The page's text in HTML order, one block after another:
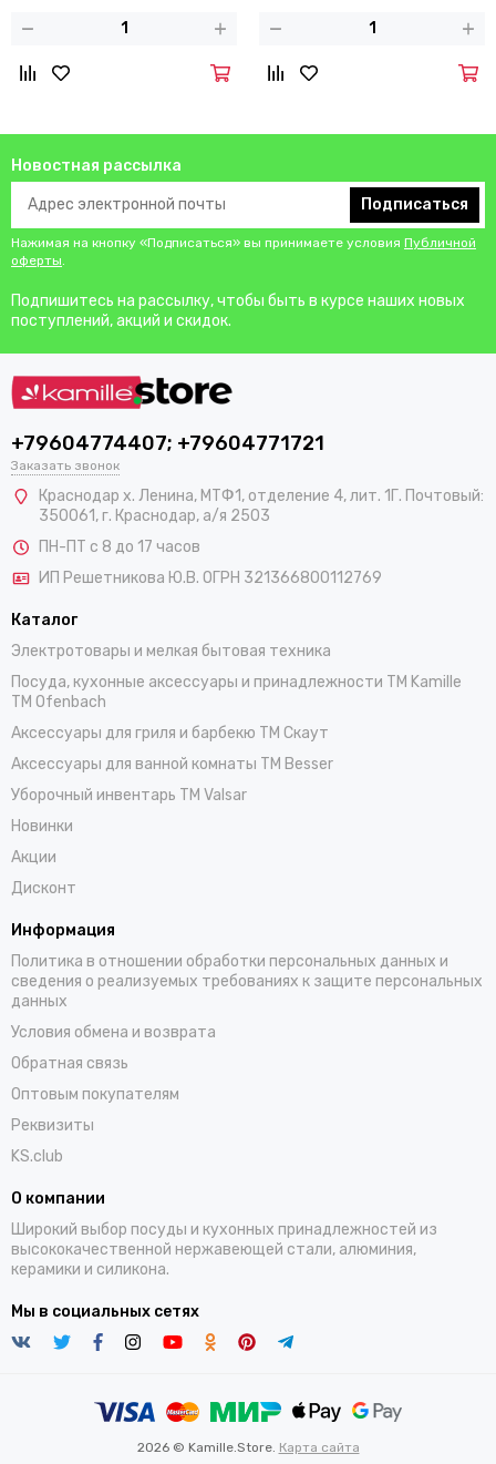
Новостная рассылка
Подписаться
Нажимая на кнопку «Подписаться» вы принимаете условия Публичной
оферты.
Подпишитесь на рассылку, чтобы быть в курсе наших новых
поступлений, акций и скидок.
+79604774407; +79604771721
Заказать звонок
Краснодар х. Ленина, МТФ1, отделение 4, лит. 1Г. Почтовый:
350061, г. Краснодар, а/я 2503
ПН-ПТ с 8 до 17 часов
ИП Решетникова Ю.В. ОГРН 321366800112769
Каталог
Электротовары и мелкая бытовая техника
Посуда, кухонные аксессуары и принадлежности TM Kamille
TM Ofenbach
Аксессуары для гриля и барбекю TM Скаут
Аксессуары для ванной комнаты TM Besser
Уборочный инвентарь TM Valsar
Новинки
Акции
Дисконт
Информация
Политика в отношении обработки персональных данных и
сведения о реализуемых требованиях к защите персональных
данных
Условия обмена и возврата
Обратная связь
Оптовым покупателям
Реквизиты
KS.club
О компании
Широкий выбор посуды и кухонных принадлежностей из
высококачественной нержавеющей стали, алюминия,
керамики и силикона.
Мы в социальных сетях
2026 © Kamille.Store. Карта сайта